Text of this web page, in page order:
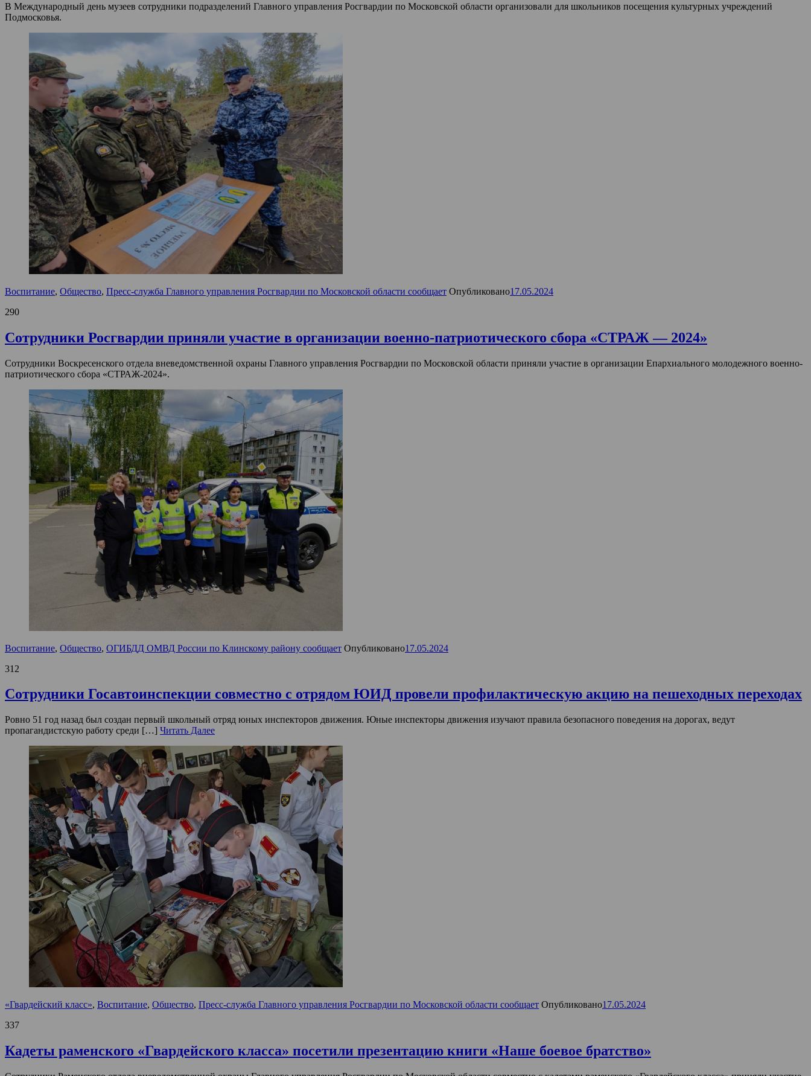
В Международный день музеев сотрудники подразделений Главного управления Росгвардии по Московской области организовали для школьников посещения культурных учреждений
Подмосковья.
Воспитание, Общество, Пресс-служба Главного управления Росгвардии по Московской области сообщает Опубликовано17.05.2024
290
Сотрудники Росгвардии приняли участие в организации военно-патриотического сбора «СТРАЖ — 2024»
Сотрудники Воскресенского отдела вневедомственной охраны Главного управления Росгвардии по Московской области приняли участие в организации Епархиального молодежного военно-
патриотического сбора «СТРАЖ-2024».
Воспитание, Общество, ОГИБДД ОМВД России по Клинскому району сообщает Опубликовано17.05.2024
312
Сотрудники Госавтоинспекции совместно с отрядом ЮИД провели профилактическую акцию на пешеходных переходах
Ровно 51 год назад был создан первый школьный отряд юных инспекторов движения. Юные инспекторы движения изучают правила безопасного поведения на дорогах, ведут
пропагандистскую работу среди […] Читать Далее
«Гвардейский класс», Воспитание, Общество, Пресс-служба Главного управления Росгвардии по Московской области сообщает Опубликовано17.05.2024
337
Кадеты раменского «Гвардейского класса» посетили презентацию книги «Наше боевое братство»